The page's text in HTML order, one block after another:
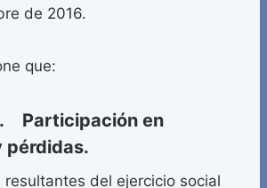
de 2016.
que:
Participación en
pérdidas.
del ejercicio social